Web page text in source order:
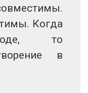
Когда
то
в